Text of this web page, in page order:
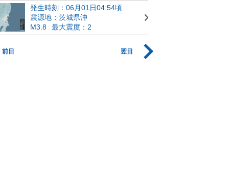
発生時刻：06月01日04:54頃
震源地：茨城県沖
M3.8
最大震度：2
前日 翌日